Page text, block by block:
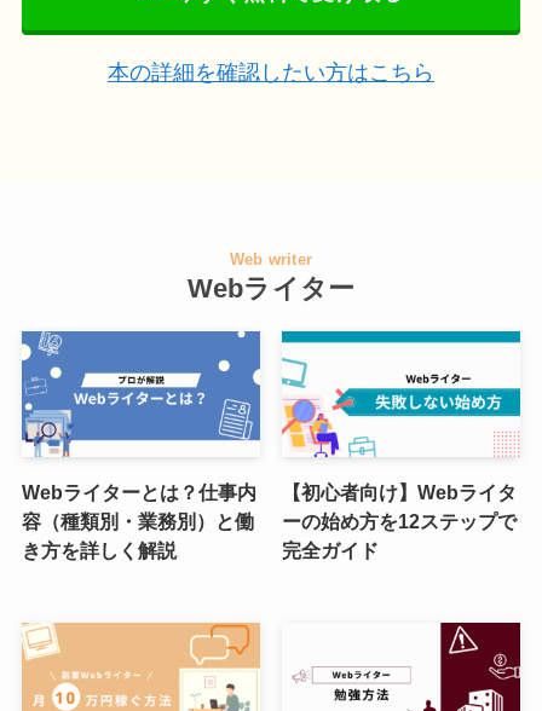
本の詳細を確認したい方はこちら
Web writer
Webライター
Webライターとは？仕事内
容（種類別・業務別）と働
き方を詳しく解説
【初心者向け】Webライタ
ーの始め方を12ステップで
完全ガイド